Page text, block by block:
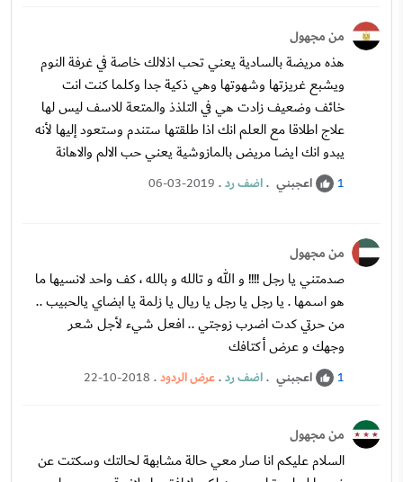
من مجهول
هذه مريضة بالسادية يعني تحب اذلالك خاصة في غرفة النوم
ويشبع غريزتها وشهوتها وهي ذكية جدا وكلما كنت انت
خائف وضعيف زادت هي في التلذذ والمتعة للاسف ليس لها
علاج اطلاقا مع العلم انك اذا طلقتها ستندم وستعود إليها لأنه
يبدو انك ايضا مريض بالمازوشية يعني حب الالم والاهانة
1 اعجبني .اضف رد.
06-03-2019
من مجهول
صدمتني يا رجل !!!! و الله و تالله و بالله ، كف واحد لانسيها ما
هو اسمها . يا رجل يا رجل يا ريال يا زلمة يا ابضاي يالحبيب ..
من حرتي كدت اضرب زوجتي .. افعل شيء لأجل شعر
وجهك و عرض أكتافك
1 اعجبني .اضف رد.عرض الردود.
22-10-2018
من مجهول
السلام عليكم انا صار معي حالة مشابهة لحالتك وسكتت عن